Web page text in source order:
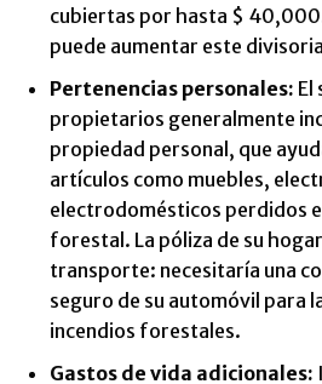
cubiertas por hasta $
puede aumentar este
Pertenencias personales: El
propietarios generalmente
propiedad personal, que
artículos como muebles,
electrodomésticos perdidos
forestal. La póliza de su
transporte: necesitaría una
seguro de su automóvil para
incendios forestales.
Gastos de vida adicionales: